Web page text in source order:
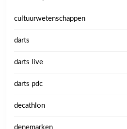
cultuurwetenschappen
darts
darts live
darts pdc
decathlon
denemarken